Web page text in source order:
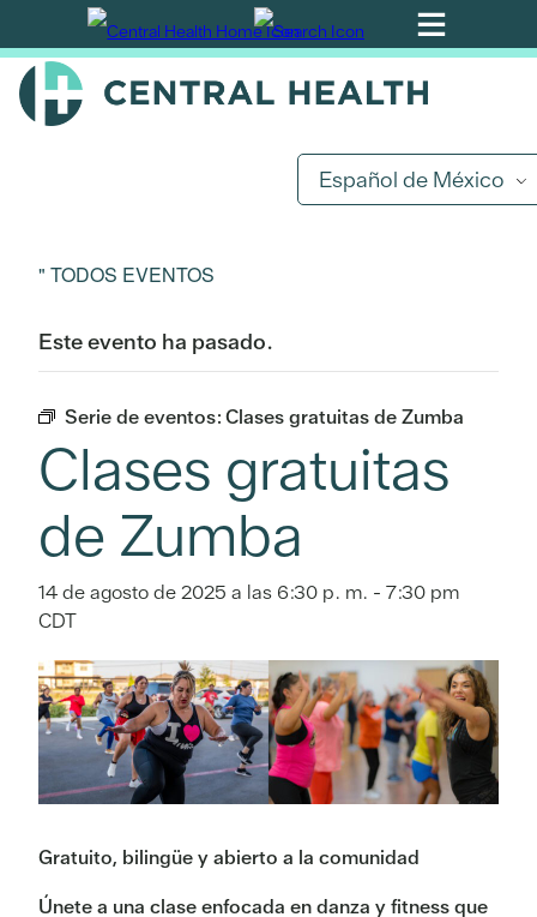
Ir
al
contenido
Español de México
" TODOS EVENTOS
Este evento ha pasado.
Serie de eventos:Clases gratuitas de Zumba
Clases gratuitas
de Zumba
14 de agosto de 2025 a las 6:30 p. m. - 7:30 pm
CDT
Gratuito, bilingüe y abierto a la comunidad
Únete a una clase enfocada en danza y fitness que